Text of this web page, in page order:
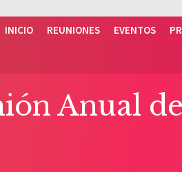
INICIO REUNIONES EVENTOS
Anual